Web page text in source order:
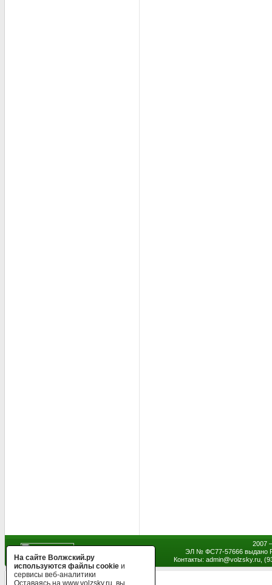
2007
ЭЛ № ФС77-57666 выдано
Контакты: admin@volzsky.ru,
На сайте Волжский.ру
используются файлы cookie и
сервисы веб-аналитики
Оставаясь на www.volzsky.ru, вы